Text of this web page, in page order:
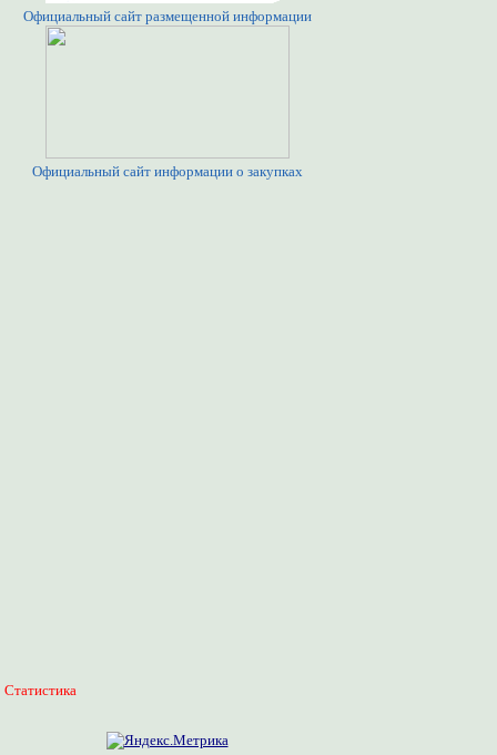
Официальный сайт размещенной информации
Официальный сайт информации о закупках
Статистика